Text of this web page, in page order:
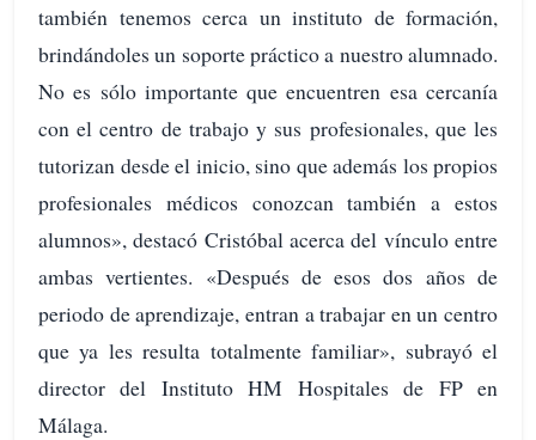
también tenemos cerca un instituto de formación,
brindándoles un soporte práctico a nuestro alumnado.
No es sólo importante que encuentren esa cercanía
con el centro de trabajo y sus profesionales, que les
tutorizan desde el inicio, sino que además los propios
profesionales médicos conozcan también a estos
alumnos», destacó Cristóbal acerca del vínculo entre
ambas vertientes. «Después de esos dos años de
periodo de aprendizaje, entran a trabajar en un centro
que ya les resulta totalmente familiar», subrayó el
director del Instituto HM Hospitales de FP en
Málaga.